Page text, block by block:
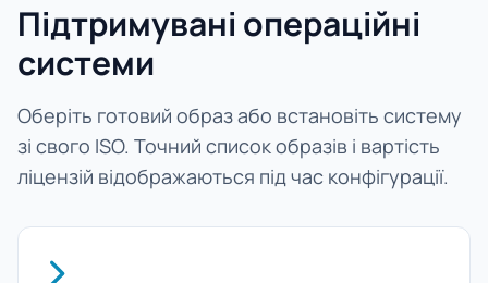
Підтримувані операційні
системи
Оберіть готовий образ або встановіть систему
зі свого ISO. Точний список образів і вартість
ліцензій відображаються під час конфігурації.